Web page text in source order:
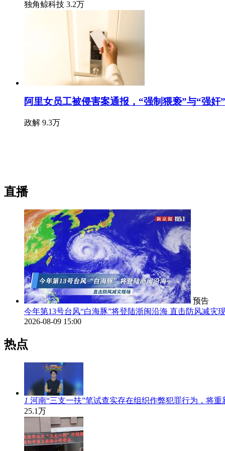
独角鲸科技 3.2万
阿里女员工被侵害案通报，“强制猥亵”与“强奸
政解 9.3万
直播
预告
今年第13号台风“白海豚”将登陆浙闽沿海 直击防风减灾
2026-08-09 15:00
热点
1 河南“三支一扶”笔试查实存在组织作弊犯罪行为，将重
25.1万